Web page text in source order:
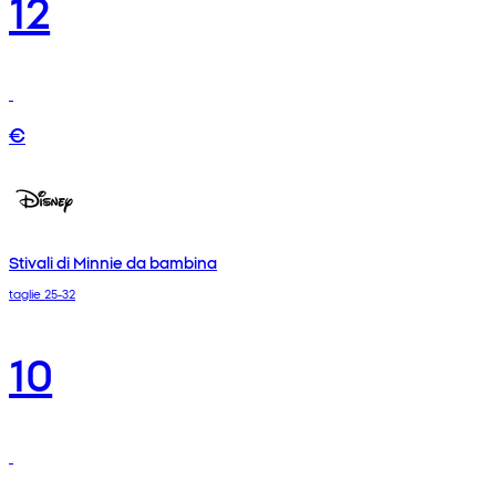
€
Stivali di Minnie da bambina
taglie 25-32
10